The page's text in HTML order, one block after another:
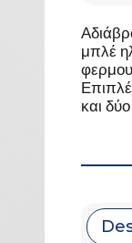
μπλέ
και